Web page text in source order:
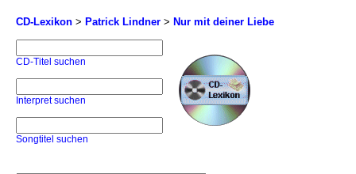
CD-Lexikon > Patrick Lindner > Nur mit deiner Liebe
CD-Titel suchen
Interpret suchen
Songtitel suchen